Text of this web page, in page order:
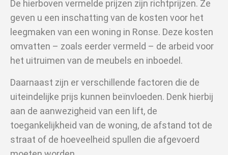
De hierboven vermelde prijzen zijn richtprijzen. Ze
geven u een inschatting van de kosten voor het
leegmaken van een woning in Ronse. Deze kosten
omvatten – zoals eerder vermeld – de arbeid voor
het uitruimen van de meubels en inboedel.
Daarnaast zijn er verschillende factoren die de
uiteindelijke prijs kunnen beïnvloeden. Denk hierbij
aan de aanwezigheid van een lift, de
toegankelijkheid van de woning, de afstand tot de
straat of de hoeveelheid spullen die afgevoerd